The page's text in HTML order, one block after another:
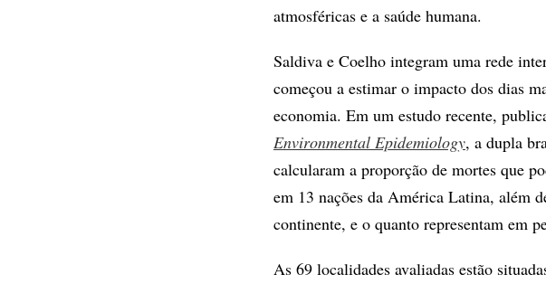
atmosféricas e a saúde humana.
Saldiva e Coelho integram uma rede
começou a estimar o impacto dos dias
economia. Em um estudo recente,
Environmental Epidemiology, a dupla
calcularam a proporção de mortes que
em 13 nações da América Latina, além
continente, e o quanto representam em
As 69 localidades avaliadas estão